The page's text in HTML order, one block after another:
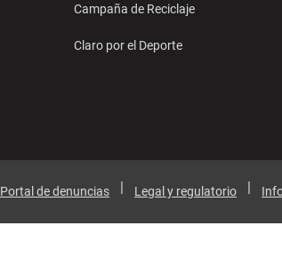
Campaña de Reciclaje
Claro por el Deporte
Portal de denuncias Legal y regulatorio